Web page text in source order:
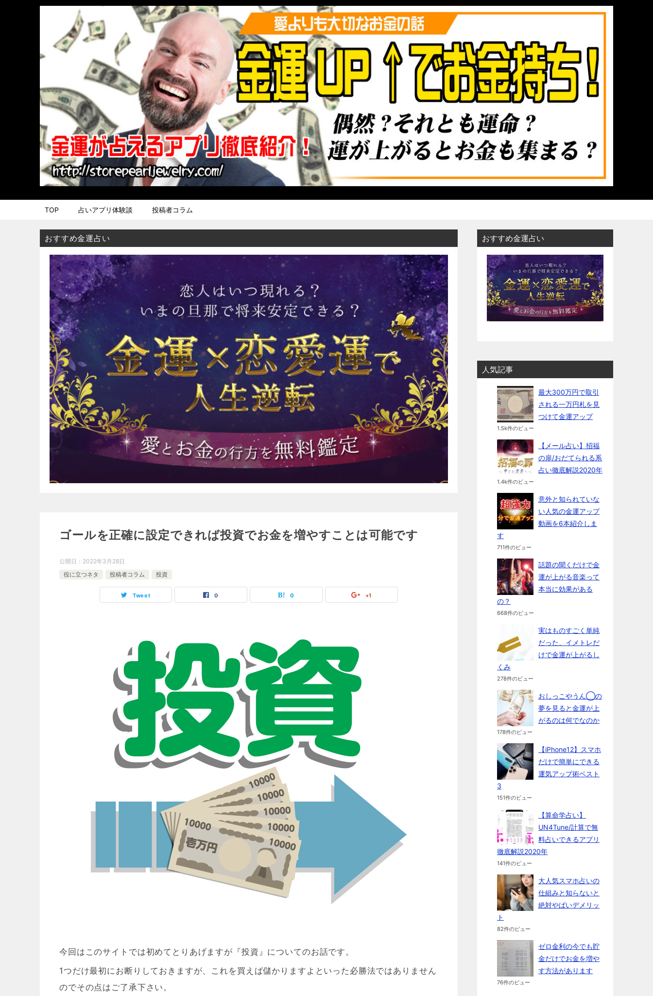
TOP 占いアプリ体験談 投稿者コラム
おすすめ金運占い
ゴールを正確に設定できれば投資でお金を増やすことは可能です
公開日： 2022年3月28日
役に立つネタ
投稿者コラム 投資
Tweet 0 0 +1
今回はこのサイトでは初めてとりあげますが『投資』についてのお話です。
1つだけ最初にお断りしておきますが、これを買えば儲かりますよといった必勝法ではありません
のでその点はご了承下さい。
おすすめ金運占い
人気記事
最大300万円で取引
される一万円札を見
つけて金運アップ
1.5k件のビュー
【メール占い】招福
の扉/おだてられる系
占い徹底解説2020年
1.4k件のビュー
意外と知られていな
い人気の金運アップ
動画を6本紹介しま
す
711件のビュー
話題の聞くだけで金
運が上がる音楽って
本当に効果がある
の？
668件のビュー
実はものすごく単純
だった、イメトレだ
けで金運が上がるし
くみ
278件のビュー
おしっこやうん◯の
夢を見ると金運が上
がるのは何でなのか
178件のビュー
【iPhone12】スマホ
だけで簡単にできる
運気アップ術ベスト
3
151件のビュー
【算命学占い】
UN4Tune/計算で無
料占いできるアプリ
徹底解説2020年
141件のビュー
大人気スマホ占いの
仕組みと知らないと
絶対やばいデメリッ
ト
82件のビュー
ゼロ金利の今でも貯
金だけでお金を増や
す方法があります
76件のビュー